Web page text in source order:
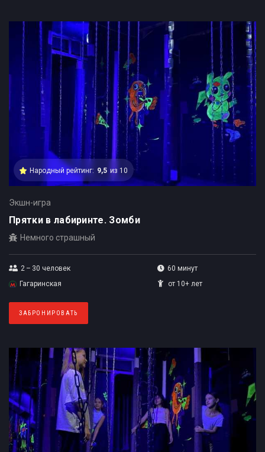
Народный рейтинг: 9,5 из 10
Экшн-игра
Прятки в лабиринте. Зомби
Немного страшный
2 – 30 человек
60 минут
Гагаринская
от 10+ лет
ЗАБРОНИРОВАТЬ